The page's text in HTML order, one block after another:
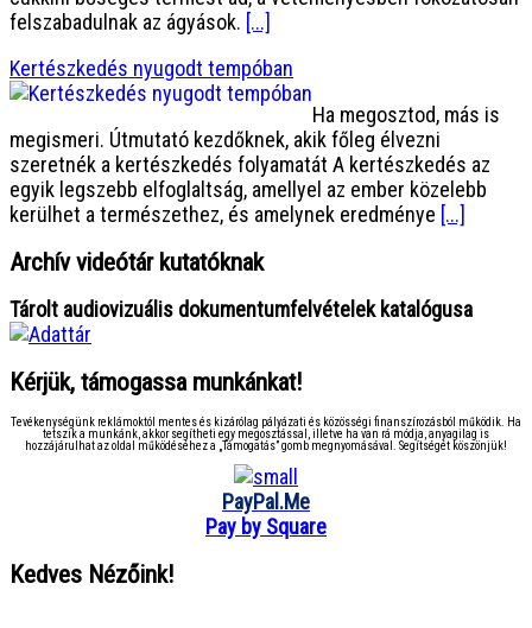
felszabadulnak az ágyások. [...]
Kertészkedés nyugodt tempóban
Ha megosztod, más is
megismeri. Útmutató kezdőknek, akik főleg élvezni
szeretnék a kertészkedés folyamatát A kertészkedés az
egyik legszebb elfoglaltság, amellyel az ember közelebb
kerülhet a természethez, és amelynek eredménye [...]
Archív videótár kutatóknak
Tárolt audiovizuális dokumentumfelvételek katalógusa
Kérjük, támogassa munkánkat!
Tevékenységünk reklámoktól mentes és kizárólag pályázati és közösségi finanszírozásból működik. Ha
tetszik a munkánk, akkor segítheti egy megosztással, illetve ha van rá módja, anyagilag is
hozzájárulhat az oldal működéséhez a „Támogatás” gomb megnyomásával. Segítségét köszönjük!
PayPal.Me
Pay by Square
Kedves Nézőink!